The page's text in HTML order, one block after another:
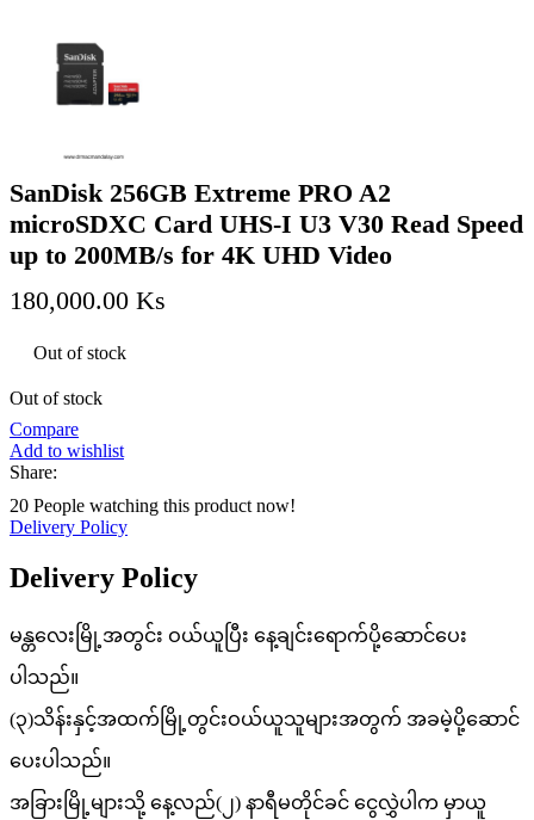
SanDisk 256GB Extreme PRO A2
microSDXC Card UHS-I U3 V30 Read Speed
up to 200MB/s for 4K UHD Video
180,000.00 Ks
Out of stock
Out of stock
Compare
Add to wishlist
Share:
20 People watching this product now!
Delivery Policy
Delivery Policy
မန္တလေးမြို့အတွင်း ဝယ်ယူပြီး နေ့ချင်းရောက်ပို့ဆောင်ပေး
ပါသည်။
(၃)သိန်းနှင့်အထက်မြို့တွင်းဝယ်ယူသူများအတွက် အခမဲ့ပို့ဆောင်
ပေးပါသည်။
အခြားမြို့များသို့ နေ့လည်(၂) နာရီမတိုင်ခင် ငွေလွှဲပါက မှာယူ